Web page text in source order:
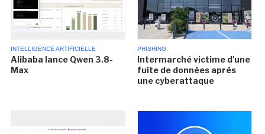
INTELLIGENCE ARTIFICIELLE
Alibaba lance Qwen 3.8-
Max
PHISHING
Intermarché victime d'une
fuite de données après
une cyberattaque